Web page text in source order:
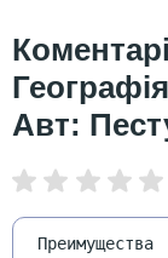
Авт: